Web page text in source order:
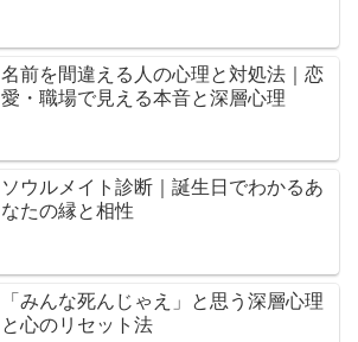
名前を間違える人の心理と対処法｜恋
愛・職場で見える本音と深層心理
ソウルメイト診断｜誕生日でわかるあ
なたの縁と相性
「みんな死んじゃえ」と思う深層心理
と心のリセット法